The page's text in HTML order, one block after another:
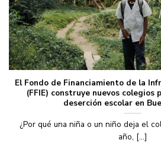
El Fondo de Financiamiento de la
(FFIE) construye nuevos colegios
deserción escolar en
¿Por qué una niña o un niño deja el
año, [...]